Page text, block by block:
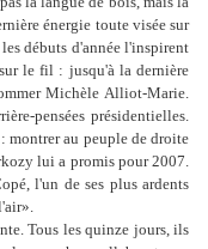
énergie toute visée sur
débuts d'année l'inspirent
le fil : jusqu'à la dernière
Michèle Alliot-Marie.
pensées présidentielles.
montrer au peuple de droite
lui a promis pour 2007.
l'un de ses plus ardents
Tous les quinze jours, ils